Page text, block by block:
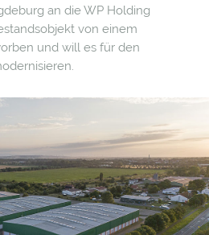
an die WP Holding
von einem
und will es für den